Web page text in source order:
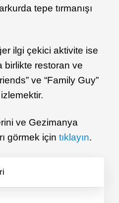
tepe tırmanışı
ilgi çekici aktivite ise
birlikte restoran ve
ve “Family Guy”
ve Gezimanya
görmek için tıklayın.